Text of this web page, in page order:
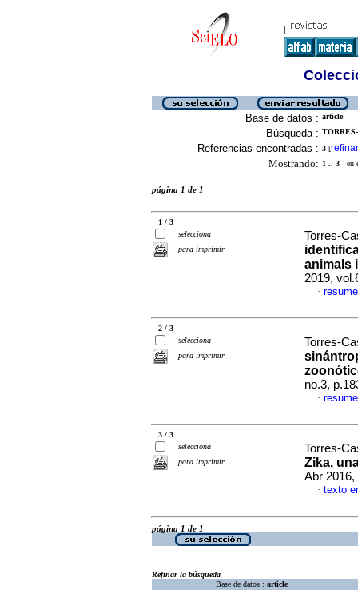
Base de datos : article
Búsqueda :
Referencias encontradas : 3 [refinar
Mostrando: 1 .. 3 en
página 1 de 1
1 / 3
selecciona
para imprimir
Torres-
animals
2019,
·
2 / 3
selecciona
para imprimir
Torres-
no.3,
·
3 / 3
selecciona
para imprimir
Torres-
Zika,
Abr 2016,
· texto
página 1 de 1
Refinar la búsqueda
Base de datos : article